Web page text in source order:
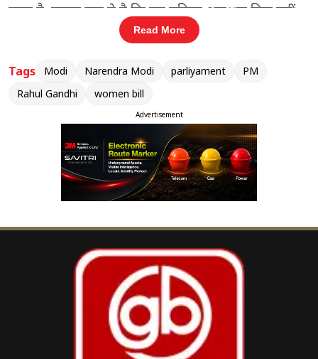
चुका है, पहला सच ये है कि यह महिला आरक्षण बिल नहीं
है, इसका महिलाओं के सशक्तिकरण से कोई लेना-देना नहीं
और कारोबारी के बीच एक साझेदारी है। जैसे ही नेता
प्रतिपक्ष ने ये कहा सदन में हंगामा हो गया।
Read More
Tags Modi Narendra Modi parliyament
PM
Rahul Gandhi
women bill
Advertisement